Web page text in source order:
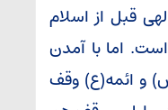
قبل از اسلام
اما با آمدن
و ائمه(ع) وقف